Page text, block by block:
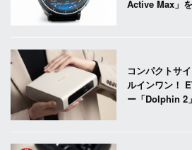
Active Max」
コンパクトサ
ルインワン！
ー「Dolphin 2